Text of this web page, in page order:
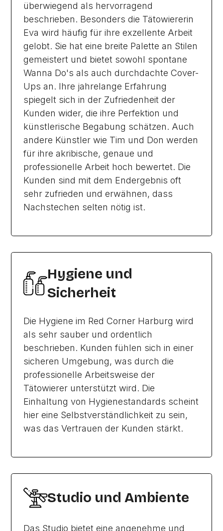
überwiegend als hervorragend
beschrieben. Besonders die Tätowiererin
Eva wird häufig für ihre exzellente Arbeit
gelobt. Sie hat eine breite Palette an Stilen
gemeistert und bietet sowohl spontane
Wanna Do's als auch durchdachte Cover-
Ups an. Ihre jahrelange Erfahrung
spiegelt sich in der Zufriedenheit der
Kunden wider, die ihre Perfektion und
künstlerische Begabung schätzen. Auch
andere Künstler wie Tim und Don werden
für ihre akribische, genaue und
professionelle Arbeit hoch bewertet. Die
Kunden sind mit dem Endergebnis oft
sehr zufrieden und erwähnen, dass
Nachstechen selten nötig ist.
Hygiene und
Sicherheit
Die Hygiene im Red Corner Harburg wird
als sehr sauber und ordentlich
beschrieben. Kunden fühlen sich in einer
sicheren Umgebung, was durch die
professionelle Arbeitsweise der
Tätowierer unterstützt wird. Die
Einhaltung von Hygienestandards scheint
hier eine Selbstverständlichkeit zu sein,
was das Vertrauen der Kunden stärkt.
Studio und Ambiente
Das Studio bietet eine angenehme und